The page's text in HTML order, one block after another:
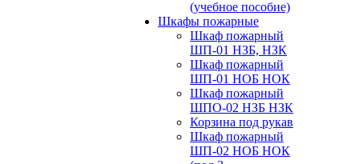
(учебное пособие)
Шкафы пожарные
Шкаф пожарный
ШП-01 НЗБ, НЗК
Шкаф пожарный
ШП-01 НОБ НОК
Шкаф пожарный
ШПО-02 НЗБ НЗК
Корзина под рукав
Шкаф пожарный
ШП-02 НОБ НОК